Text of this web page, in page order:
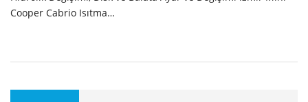
Cooper Cabrio Isıtma…